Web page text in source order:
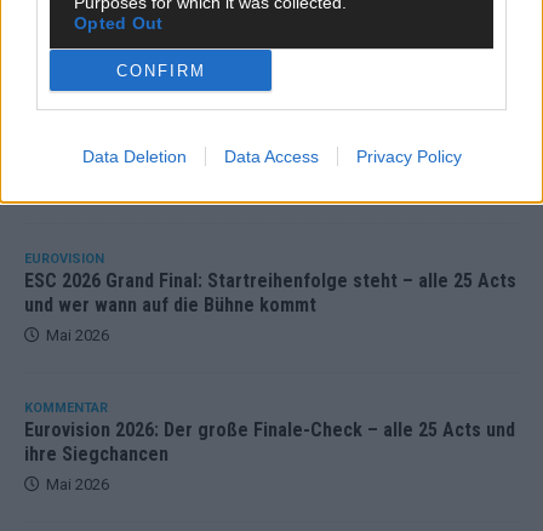
Opted Out
CONFIRM
Data Deletion Data Access Privacy Policy
enttäuscht, Israel polarisiert
Mai 2026
EUROVISION
Allstars und Parov Stelar als Interval Acts
EUROVISION
ESC 2026 Grand Final: Startreihenfolge steht – alle 25 Acts
und wer wann auf die Bühne kommt
Mai 2026
KOMMENTAR
Eurovision 2026: Der große Finale-Check – alle 25 Acts und
ihre Siegchancen
Mai 2026